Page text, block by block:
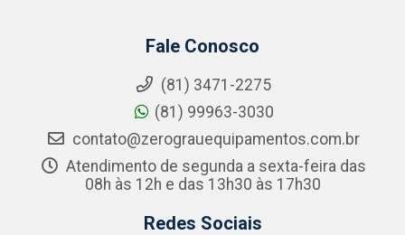
Fale Conosco
(81) 3471-2275
(81) 99963-3030
contato@zerograuequipamentos.com.br
Atendimento de segunda a sexta-feira das
08h às 12h e das 13h30 às 17h30
Redes Sociais